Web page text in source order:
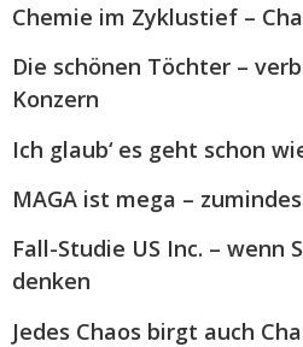
Chemie im Zyklustief –
Die schönen Töchter –
Konzern
Ich glaub‘ es geht schon
MAGA ist mega –
Fall-Studie US Inc. – wenn
denken
Jedes Chaos birgt auch